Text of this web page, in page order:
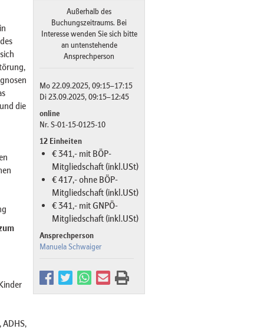
Außerhalb des
Buchungszeitraums. Bei
Interesse wenden Sie sich bitte
an untenstehende
Ansprechperson
Mo 22.09.2025, 09:15–17:15
Di 23.09.2025, 09:15–12:45
online
Nr. S-01-15-0125-10
12 Einheiten
€ 341,- mit BÖP-
Mitgliedschaft (inkl.USt)
€ 417,- ohne BÖP-
Mitgliedschaft (inkl.USt)
€ 341,- mit GNPÖ-
Mitgliedschaft (inkl.USt)
Ansprechperson
Manuela Schwaiger
die